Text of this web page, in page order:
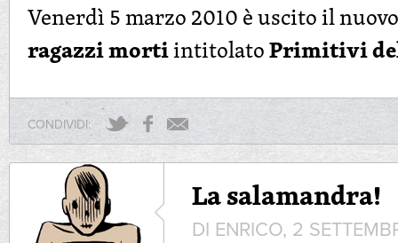
Venerdì 5 marzo 2010 è uscito il
ragazzi mortiintitolatoPrimitivi
CONDIVIDI:
La salamandra!
DI ENRICO, 2